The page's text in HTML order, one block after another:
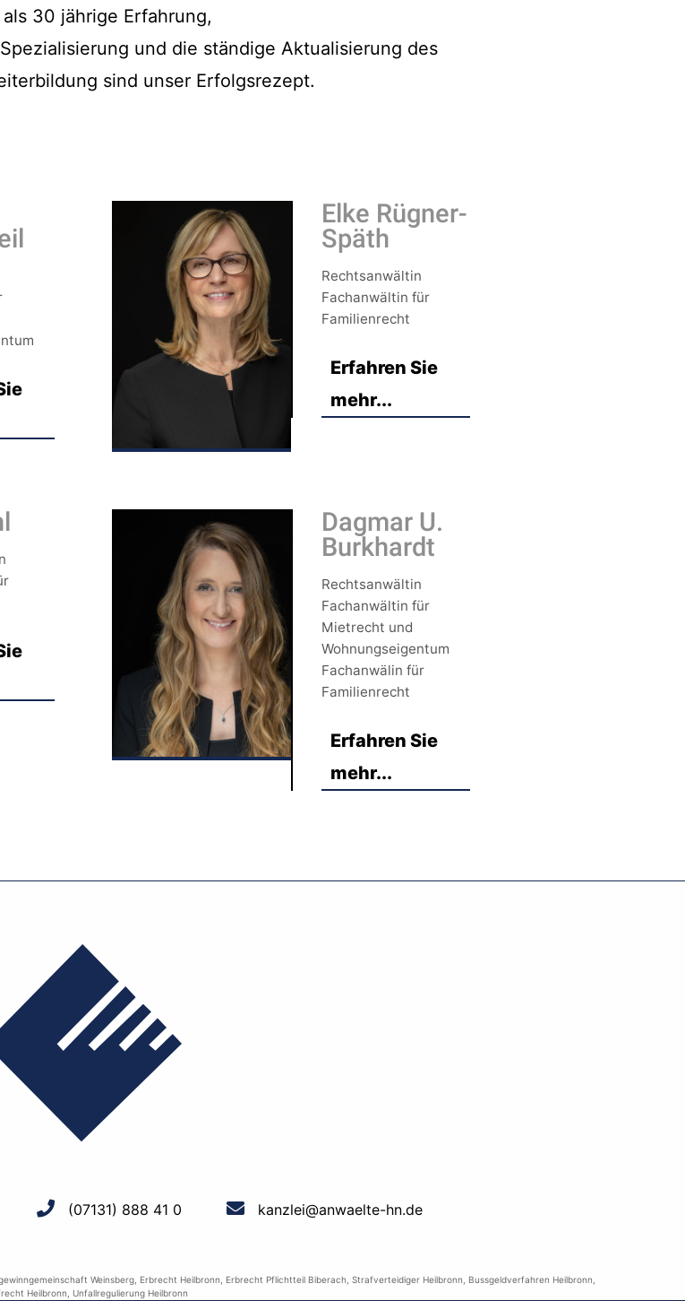
30 jährige Erfahrung,
und die ständige Aktualisierung des
sind unser Erfolgsrezept.
Elke Rügner-
Späth
Rechtsanwältin
Fachanwältin für
Familienrecht
Erfahren Sie
mehr...
Dagmar U.
Burkhardt
Rechtsanwältin
Fachanwältin für
Mietrecht und
Wohnungseigentum
Fachanwälin für
Familienrecht
Erfahren Sie
mehr...
(07131) 888 41 0 kanzlei@anwaelte-hn.de
Weinsberg Erbrecht Heilbronn Erbrecht Pflichtteil Biberach Strafverteidiger Heilbronn Bussgeldverfahren Heilbronn
Heilbronn
Unfallregulierung Heilbronn